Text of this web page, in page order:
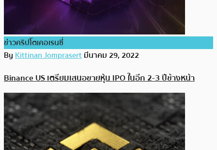
ข่าวคริปโตเคอเรนซี่
ByKittinan Jomprasertมีนาคม 29, 2022
Binance US เตรียมเสนอขายหุ้น IPO ในอีก 2-3 ปีข้างหน้า